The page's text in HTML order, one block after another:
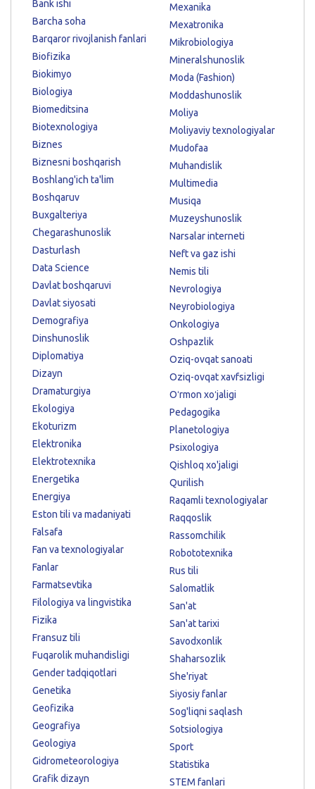
Bank ishi
Barcha soha
Barqaror rivojlanish fanlari
Biofizika
Biokimyo
Biologiya
Biomeditsina
Biotexnologiya
Biznes
Biznesni boshqarish
Boshlang'ich ta'lim
Boshqaruv
Buxgalteriya
Chegarashunoslik
Dasturlash
Data Science
Davlat boshqaruvi
Davlat siyosati
Demografiya
Dinshunoslik
Diplomatiya
Dizayn
Dramaturgiya
Ekologiya
Ekoturizm
Elektronika
Elektrotexnika
Energetika
Energiya
Eston tili va madaniyati
Falsafa
Fan va texnologiyalar
Fanlar
Farmatsevtika
Filologiya va lingvistika
Fizika
Fransuz tili
Fuqarolik muhandisligi
Gender tadqiqotlari
Genetika
Geofizika
Geografiya
Geologiya
Gidrometeorologiya
Grafik dizayn
Mexanika
Mexatronika
Mikrobiologiya
Mineralshunoslik
Moda (Fashion)
Moddashunoslik
Moliya
Moliyaviy texnologiyalar
Mudofaa
Muhandislik
Multimedia
Musiqa
Muzeyshunoslik
Narsalar interneti
Neft va gaz ishi
Nemis tili
Nevrologiya
Neyrobiologiya
Onkologiya
Oshpazlik
Oziq-ovqat sanoati
Oziq-ovqat xavfsizligi
Oʻrmon xoʻjaligi
Pedagogika
Planetologiya
Psixologiya
Qishloq xo'jaligi
Qurilish
Raqamli texnologiyalar
Raqqoslik
Rassomchilik
Robototexnika
Rus tili
Salomatlik
San'at
San'at tarixi
Savodxonlik
Shaharsozlik
She'riyat
Siyosiy fanlar
Sog'liqni saqlash
Sotsiologiya
Sport
Statistika
STEM fanlari